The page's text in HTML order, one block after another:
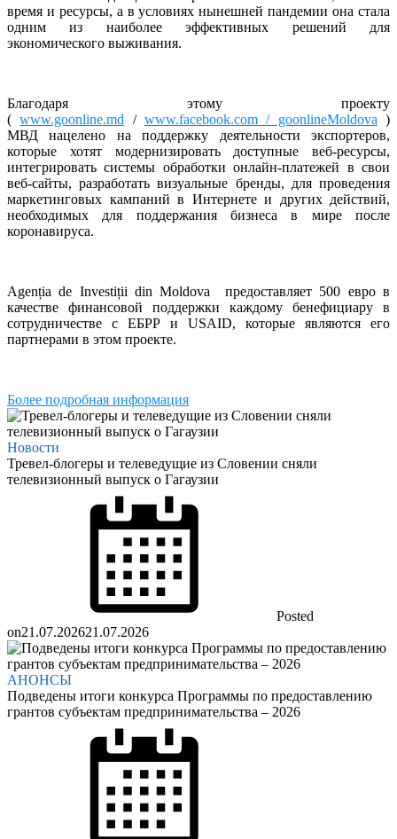
время и ресурсы, а в условиях нынешней пандемии она стала
одним из наиболее эффективных решений для
экономического выживания.
Благодаря этому проекту
(www.goonline.md /www.facebook.com / goonlineMoldova )
МВД нацелено на поддержку деятельности экспортеров,
которые хотят модернизировать доступные веб-ресурсы,
интегрировать системы обработки онлайн-платежей в свои
веб-сайты, разработать визуальные бренды, для проведения
маркетинговых кампаний в Интернете и других действий,
необходимых для поддержания бизнеса в мире после
коронавируса.
Agenția de Investiții din Moldova предоставляет 500 евро в
качестве финансовой поддержки каждому бенефициару в
сотрудничестве с ЕБРР и USAID, которые являются его
партнерами в этом проекте.
Более подробная информация
Новости
Тревел-блогеры и телеведущие из Словении сняли
телевизионный выпуск о Гагаузии
Posted
on21.07.202621.07.2026
АНОНСЫ
Подведены итоги конкурса Программы по предоставлению
грантов субъектам предпринимательства – 2026